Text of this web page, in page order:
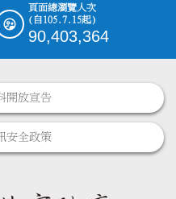
頁面總瀏覽人次
(自105.7.15起)
90,403,364
開放宣告
安全政策